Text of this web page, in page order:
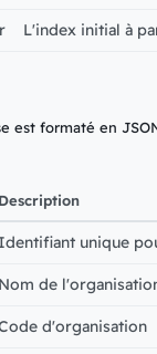
L'index initial à
est formaté en
Description
Identifiant unique
Nom de
d'organisation